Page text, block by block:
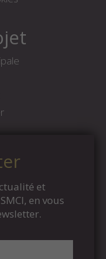
et
en vous